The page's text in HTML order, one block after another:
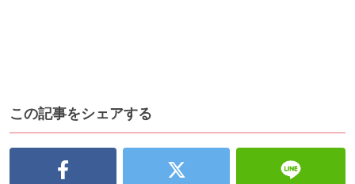
この記事をシェアする